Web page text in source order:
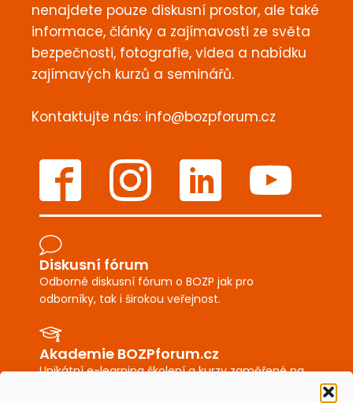
nenajdete pouze diskusní prostor, ale také
informace, články a zajímavosti ze světa
bezpečnosti, fotografie, videa a nabídku
zajímavých kurzů a seminářů.
Kontaktujte nás: info@bozpforum.cz
Diskusní fórum
Odborné diskusní fórum o BOZP jak pro
odborníky, tak i širokou veřejnost.
Akademie BOZPforum.cz
Unikátní e-learning školení a kurzy zaměřené na